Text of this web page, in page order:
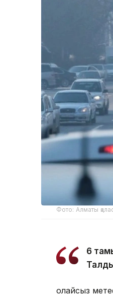
Фото: Алматы
6
Қолайсыз